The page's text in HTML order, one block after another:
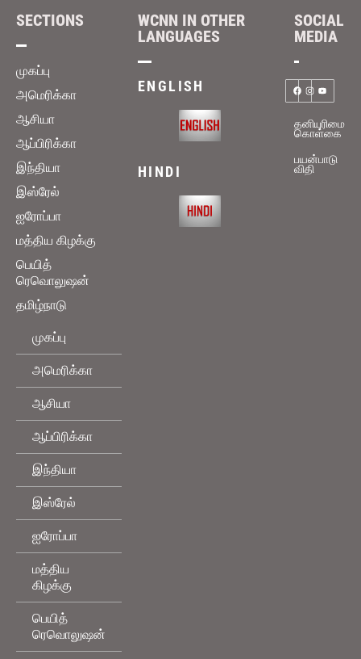
SECTIONS
முகப்பு
அமெரிக்கா
ஆசியா
ஆப்பிரிக்கா
இந்தியா
இஸ்ரேல்
ஐரோப்பா
மத்திய கிழக்கு
பெயித்
ரெவொலுஷன்
தமிழ்நாடு
முகப்பு
அமெரிக்கா
ஆசியா
ஆப்பிரிக்கா
இந்தியா
இஸ்ரேல்
ஐரோப்பா
மத்திய
கிழக்கு
பெயித்
ரெவொலுஷன்
WCNN IN OTHER
LANGUAGES
ENGLISH
HINDI
SOCIAL
MEDIA
தனியுரிமை
கொள்கை
பயன்பாடு
விதி